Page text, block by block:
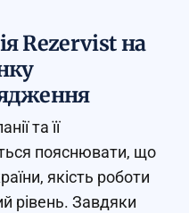
Rezervist на
та її
пояснювати, що
якість роботи
рівень. Завдяки